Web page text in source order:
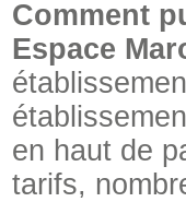
Comment
Espace
en haut de
tarifs,